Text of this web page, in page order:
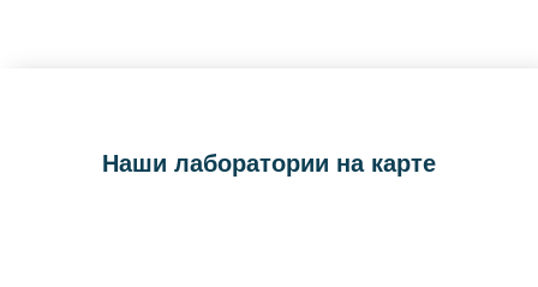
Наши лаборатории на карте